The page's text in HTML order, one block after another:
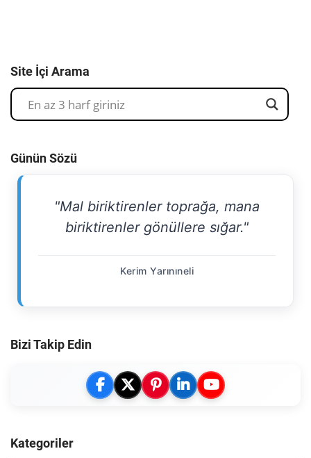
Site İçi Arama
Günün Sözü
"Mal biriktirenler toprağa, mana
biriktirenler gönüllere sığar."
Kerim Yarınıneli
Bizi Takip Edin
Kategoriler